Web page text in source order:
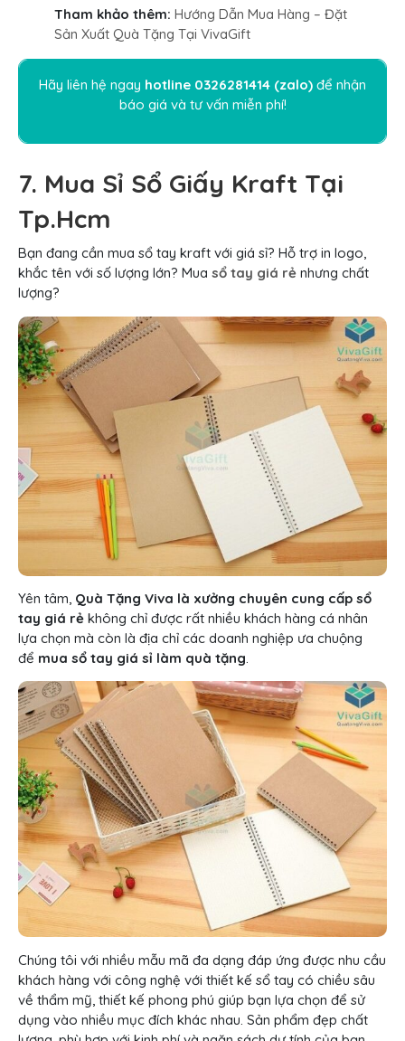
Tham khảo thêm: Hướng Dẫn Mua Hàng – Đặt
Sản Xuất Quà Tặng Tại VivaGift
Hãy liên hệ ngay hotline 0326281414 (zalo) để nhận
báo giá và tư vấn miễn phí!
7. Mua Sỉ Sổ Giấy Kraft Tại
Tp.Hcm
Bạn đang cần mua sổ tay kraft với giá sỉ? Hỗ trợ in logo,
khắc tên với số lượng lớn? Mua sổ tay giá rẻ nhưng chất
lượng?
Yên tâm, Quà Tặng Viva là xưởng chuyên cung cấp sổ
tay giá rẻ không chỉ được rất nhiều khách hàng cá nhân
lựa chọn mà còn là địa chỉ các doanh nghiệp ưa chuộng
để mua sổ tay giá sỉ làm quà tặng.
Chúng tôi với nhiều mẫu mã đa dạng đáp ứng được nhu cầu
khách hàng với công nghệ với thiết kế sổ tay có chiều sâu
về thẩm mỹ, thiết kế phong phú giúp bạn lựa chọn để sử
dụng vào nhiều mục đích khác nhau. Sản phẩm đẹp chất